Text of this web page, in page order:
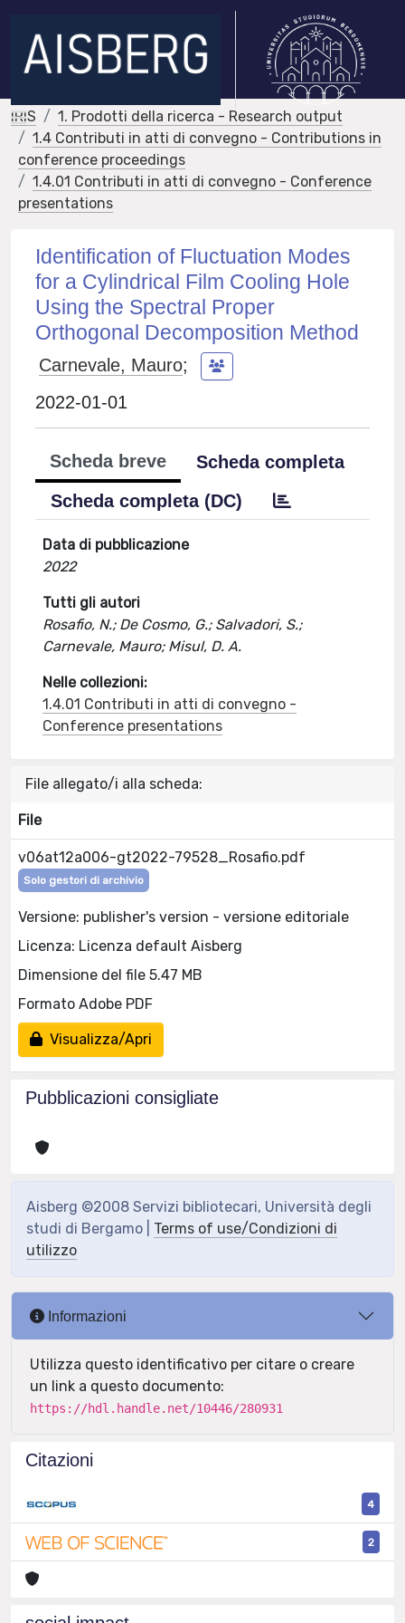
IRIS
1. Prodotti della ricerca - Research output
1.4 Contributi in atti di convegno - Contributions in
conference proceedings
1.4.01 Contributi in atti di convegno - Conference
presentations
Identification of Fluctuation Modes
for a Cylindrical Film Cooling Hole
Using the Spectral Proper
Orthogonal Decomposition Method
Carnevale, Mauro;
2022-01-01
Scheda breve
Scheda completa
Scheda completa (DC)
Data di pubblicazione
2022
Tutti gli autori
Rosafio, N.; De Cosmo, G.; Salvadori, S.;
Carnevale, Mauro; Misul, D. A.
Nelle collezioni:
1.4.01 Contributi in atti di convegno -
Conference presentations
File allegato/i alla scheda:
File
v06at12a006-gt2022-79528_Rosafio.pdf
Solo gestori di archivio
Versione: publisher's version - versione editoriale
Licenza: Licenza default Aisberg
Dimensione del file 5.47 MB
Formato Adobe PDF
Visualizza/Apri
Pubblicazioni consigliate
Aisberg ©2008 Servizi bibliotecari, Università degli
studi di Bergamo | Terms of use/Condizioni di
utilizzo
Informazioni
Utilizza questo identificativo per citare o creare
un link a questo documento:
https://hdl.handle.net/10446/280931
Citazioni
4
2